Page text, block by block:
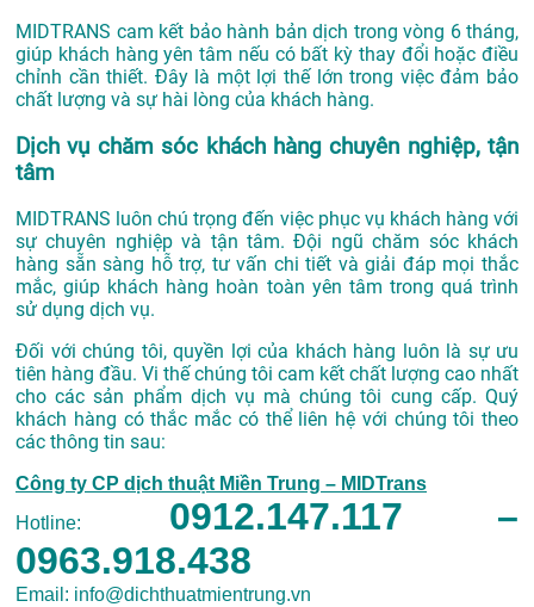
MIDTRANS cam kết bảo hành bản dịch trong vòng 6 tháng,
giúp khách hàng yên tâm nếu có bất kỳ thay đổi hoặc điều
chỉnh cần thiết. Đây là một lợi thế lớn trong việc đảm bảo
chất lượng và sự hài lòng của khách hàng.
Dịch vụ chăm sóc khách hàng chuyên nghiệp, tận
tâm
MIDTRANS luôn chú trọng đến việc phục vụ khách hàng với
sự chuyên nghiệp và tận tâm. Đội ngũ chăm sóc khách
hàng sẵn sàng hỗ trợ, tư vấn chi tiết và giải đáp mọi thắc
mắc, giúp khách hàng hoàn toàn yên tâm trong quá trình
sử dụng dịch vụ.
Đối với chúng tôi, quyền lợi của khách hàng luôn là sự ưu
tiên hàng đầu. Vi thế chúng tôi cam kết chất lượng cao nhất
cho các sản phẩm dịch vụ mà chúng tôi cung cấp. Quý
khách hàng có thắc mắc có thể liên hệ với chúng tôi theo
các thông tin sau:
Công ty CP dịch thuật Miền Trung – MIDTrans
Hotline: 0912.147.117 –
0963.918.438
Email: info@dichthuatmientrung.vn